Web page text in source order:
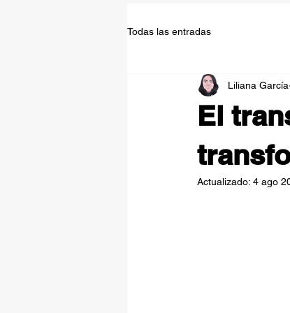
Todas las entradas
El
Liliana García
Actualizado: 4 ago